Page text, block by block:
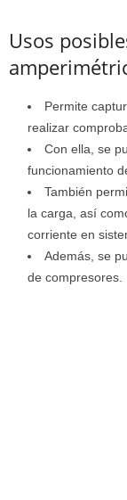
Usos
Permite
realizar
Con ella, se
funcionamiento
También
la carga, así
corriente en
Además, se
de compresores.